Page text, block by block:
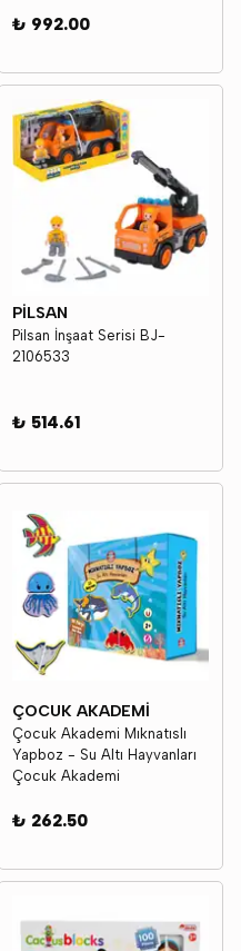
₺ 992.00
PİLSAN
Pilsan İnşaat Serisi BJ-
2106533
₺ 514.61
ÇOCUK AKADEMİ
Çocuk Akademi Mıknatıslı
Yapboz - Su Altı Hayvanları
Çocuk Akademi
₺ 262.50